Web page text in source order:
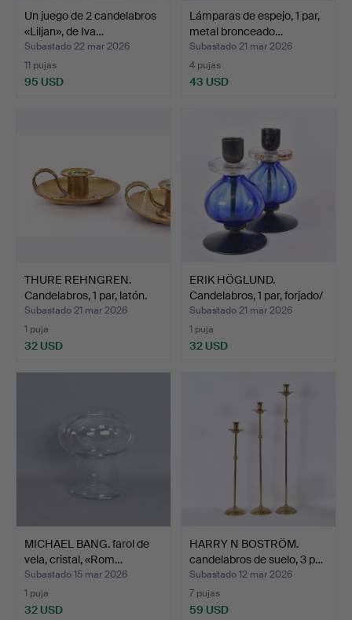
Un juego de 2 candelabros
«Liljan», de Iva…
Subastado 22 mar 2026
11 pujas
95 USD
Lámparas de espejo, 1 par,
metal bronceado…
Subastado 21 mar 2026
4 pujas
43 USD
THURE REHNGREN.
Candelabros, 1 par, latón.
Subastado 21 mar 2026
1 puja
32 USD
ERIK HÖGLUND.
Candelabros, 1 par, forjado/
…
Subastado 21 mar 2026
1 puja
32 USD
MICHAEL BANG. farol de
vela, cristal, «Rom…
Subastado 15 mar 2026
1 puja
32 USD
HARRY N BOSTRÖM.
candelabros de suelo, 3 p…
Subastado 12 mar 2026
7 pujas
59 USD